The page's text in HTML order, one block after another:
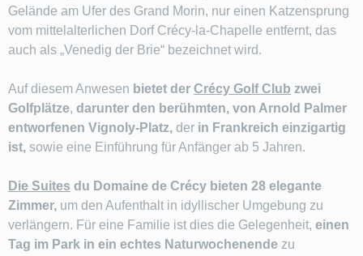
Gelände am Ufer des Grand Morin, nur einen Katzensprung
vom mittelalterlichen Dorf Crécy-la-Chapelle entfernt, das
auch als „Venedig der Brie“ bezeichnet wird.
Auf diesem Anwesen bietet der Crécy Golf Club zwei
Golfplätze, darunter den berühmten, von Arnold Palmer
entworfenen Vignoly-Platz, der in Frankreich einzigartig
ist, sowie eine Einführung für Anfänger ab 5 Jahren.
Die Suites du Domaine de Crécy bieten 28 elegante
Zimmer, um den Aufenthalt in idyllischer Umgebung zu
verlängern. Für eine Familie ist dies die Gelegenheit, einen
Tag im Park in ein echtes Naturwochenende zu